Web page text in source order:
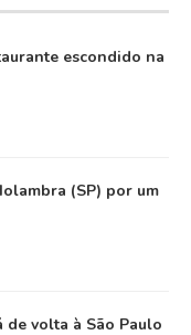
escondido na
(SP) por um
de volta à São Paulo